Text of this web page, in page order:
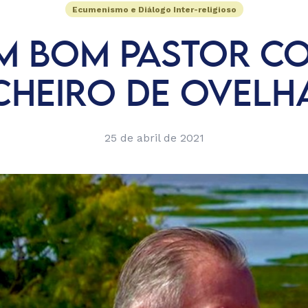
Ecumenismo e Diálogo Inter-religioso
BOM PASTOR
DE
25 de abril de 2021